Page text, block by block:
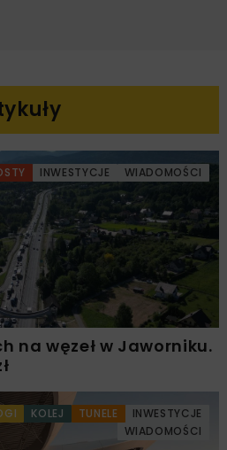
INWESTYCJE WIADOMOŚCI
na węzeł w Jaworniku.
KOLEJ TUNELE
INWESTYCJE
WIADOMOŚCI